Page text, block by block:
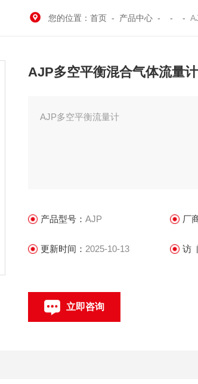
您的位置： 首页 - 产品中心 - - -
AJP多空平衡混合气体流量计
AJP多空平衡流量计
产品型号：AJP 厂
更新时间： 2025-10-13 访
立即咨询